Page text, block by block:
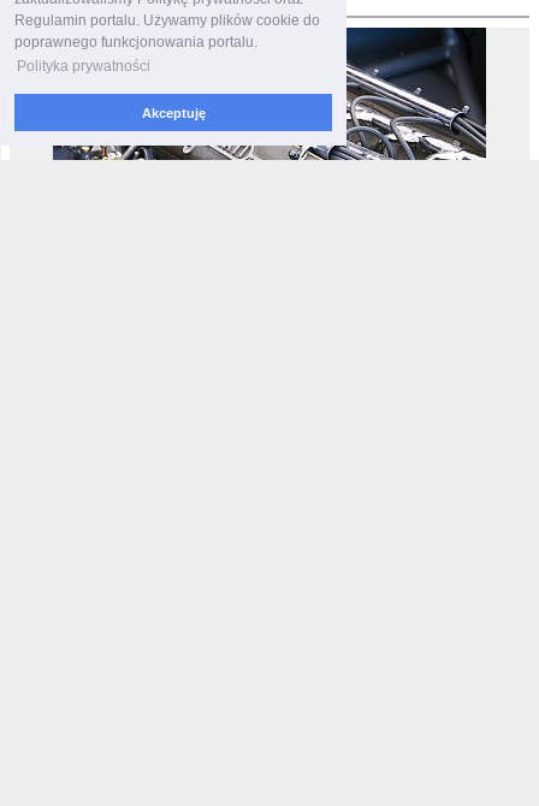
Regulamin portalu. Używamy plików cookie do
poprawnego funkcjonowania portalu.
Polityka prywatności
Akceptuję